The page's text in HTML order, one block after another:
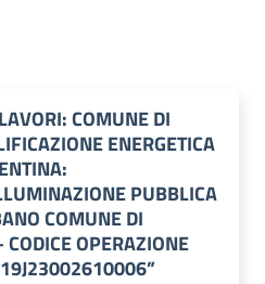
COMUNE DI
ENERGETICA
PUBBLICA
COMUNE DI
OPERAZIONE